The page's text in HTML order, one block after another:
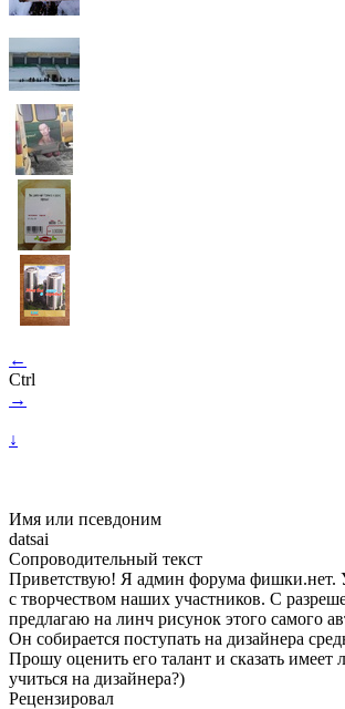
←
Ctrl
→
↓
Имя или псевдоним
datsai
Сопроводительный текст
Приветствую! Я админ форума фишки.нет. У
с творчеством наших участников. С
предлагаю на линч рисунок этого самого
Он собирается поступать на дизайнера
Прошу оценить его талант и сказать имеет
учиться на дизайнера?)
Рецензировал